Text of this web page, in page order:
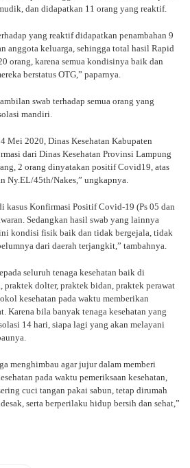
dan didapatkan 11 orang yang reaktif.
yang reaktif didapatkan penambahan 9
anggota keluarga, sehingga total hasil Rapid
orang, karena semua kondisinya baik dan
berstatus OTG,” paparnya.
swab terhadap semua orang yang
mandiri.
Mei 2020, Dinas Kesehatan Kabupaten
dari Dinas Kesehatan Provinsi Lampung
2 orang dinyatakan positif Covid19, atas
Ny.EL/45th/Nakes,” ungkapnya.
kasus Konfirmasi Positif Covid-19 (Ps 05 dan
Sedangkan hasil swab yang lainnya
kondisi fisik baik dan tidak bergejala, tidak
dari daerah terjangkit,” tambahnya.
seluruh tenaga kesehatan baik di
praktek dolter, praktek bidan, praktek perawat
kesehatan pada waktu memberikan
Karena bila banyak tenaga kesehatan yang
14 hari, siapa lagi yang akan melayani
menghimbau agar jujur dalam memberi
pada waktu pemeriksaan kesehatan,
cuci tangan pakai sabun, tetap dirumah
serta berperilaku hidup bersih dan sehat,”